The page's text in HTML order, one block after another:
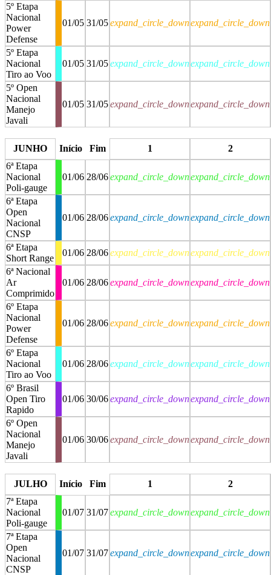
5º Etapa
Nacional
Power
Defense
01/05 31/05expand_circle_downexpand_circle_down
5º Etapa
Nacional
Tiro ao Voo
01/05 31/05expand_circle_downexpand_circle_down
5º Open
Nacional
Manejo
Javali
01/05 31/05expand_circle_downexpand_circle_down
JUNHO
Início Fim 1
2
6ª Etapa
Nacional
Poli-gauge
01/06 28/06expand_circle_downexpand_circle_down
6ª Etapa
Open
Nacional
CNSP
01/06 28/06expand_circle_downexpand_circle_down
6ª Etapa
Short Range
01/06 28/06expand_circle_downexpand_circle_down
6ª Nacional
Ar
Comprimido
01/06 28/06expand_circle_downexpand_circle_down
6º Etapa
Nacional
Power
Defense
01/06 28/06expand_circle_downexpand_circle_down
6º Etapa
Nacional
Tiro ao Voo
01/06 28/06expand_circle_downexpand_circle_down
6º Brasil
Open Tiro
Rapido
01/06 30/06expand_circle_downexpand_circle_down
6º Open
Nacional
Manejo
Javali
01/06 30/06expand_circle_downexpand_circle_down
JULHO
Início Fim 1
2
7ª Etapa
Nacional
Poli-gauge
01/07 31/07expand_circle_downexpand_circle_down
7ª Etapa
Open
Nacional
CNSP
01/07 31/07expand_circle_downexpand_circle_down